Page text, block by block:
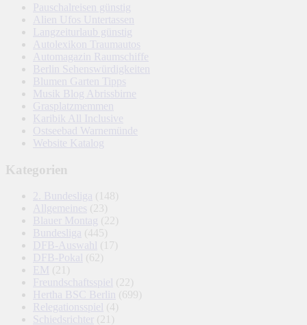
Pauschalreisen günstig
Alien Ufos Untertassen
Langzeiturlaub günstig
Autolexikon Traumautos
Automagazin Raumschiffe
Berlin Sehenswürdigkeiten
Blumen Garten Tipps
Musik Blog Abrissbirne
Grasplatzmemmen
Karibik All Inclusive
Ostseebad Warnemünde
Website Katalog
Kategorien
2. Bundesliga (148)
Allgemeines (23)
Blauer Montag (22)
Bundesliga (445)
DFB-Auswahl
(17)
DFB-Pokal (62)
EM (21)
Freundschaftsspiel (22)
Hertha BSC Berlin
(699)
Relegationsspiel (4)
Schiedsrichter
(21)